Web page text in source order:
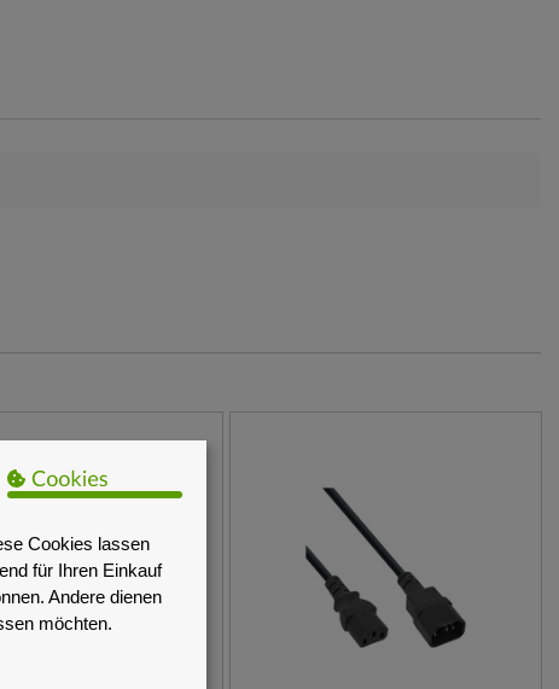
Cookies lassen
für Ihren Einkauf
Andere dienen
möchten.